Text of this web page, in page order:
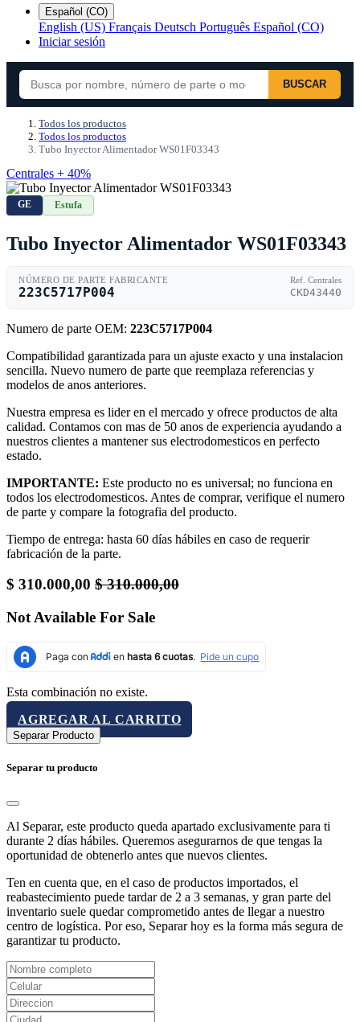
Español (CO)
English (US) Français Deutsch Português Español (CO)
Iniciar sesión
BUSCAR
Todos los productos
Todos los productos
Tubo Inyector Alimentador WS01F03343
Centrales + 40%
GE Estufa
Tubo Inyector Alimentador WS01F03343
NÚMERO DE PARTE FABRICANTE
223C5717P004
Ref. Centrales
CKD43440
Numero de parte OEM: 223C5717P004
Compatibilidad garantizada para un ajuste exacto y una instalacion
sencilla. Nuevo numero de parte que reemplaza referencias y
modelos de anos anteriores.
Nuestra empresa es lider en el mercado y ofrece productos de alta
calidad. Contamos con mas de 50 anos de experiencia ayudando a
nuestros clientes a mantener sus electrodomesticos en perfecto
estado.
IMPORTANTE: Este producto no es universal; no funciona en
todos los electrodomesticos. Antes de comprar, verifique el numero
de parte y compare la fotografia del producto.
Tiempo de entrega: hasta 60 días hábiles en caso de requerir
fabricación de la parte.
$ 310.000,00 $310.000,00
Not Available For Sale
Esta combinación no existe.
AGREGAR AL CARRITO
Separar Producto
Separar tu producto
Al Separar, este producto queda apartado exclusivamente para ti
durante 2 días hábiles. Queremos asegurarnos de que tengas la
oportunidad de obtenerlo antes que nuevos clientes.
Ten en cuenta que, en el caso de productos importados, el
reabastecimiento puede tardar de 2 a 3 semanas, y gran parte del
inventario suele quedar comprometido antes de llegar a nuestro
centro de logística. Por eso, Separar hoy es la forma más segura de
garantizar tu producto.